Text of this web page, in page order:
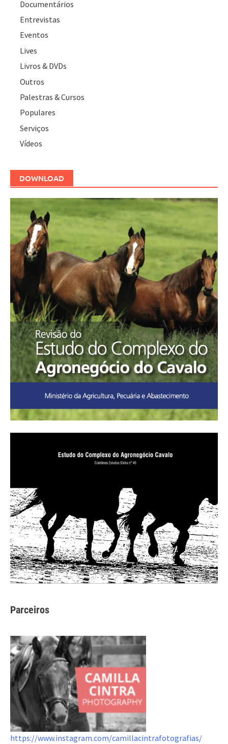
Documentários
Entrevistas
Eventos
Lives
Livros & DVDs
Outros
Palestras & Cursos
Populares
Serviços
Vídeos
DOWNLOAD
Parceiros
https://www.instagram.com/camillacintrafotografias/